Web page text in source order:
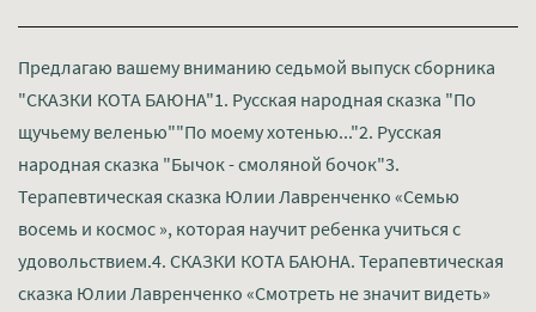
Предлагаю вашему вниманию седьмой выпуск сборника
"СКАЗКИ КОТА БАЮНА"1. Русская народная сказка "По
щучьему веленью""По моему хотенью..."2. Русская
народная сказка "Бычок - смоляной бочок"3.
Терапевтическая сказка Юлии Лавренченко «Семью
восемь и космос », которая научит ребенка учиться с
удовольствием.4. СКАЗКИ КОТА БАЮНА. Терапевтическая
сказка Юлии Лавренченко «Смотреть не значит видеть»